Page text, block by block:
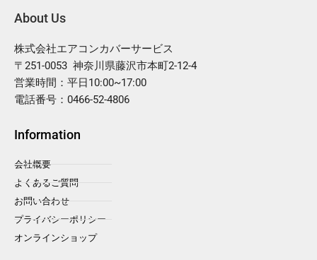
About Us
株式会社エアコンカバーサービス
〒251-0053 神奈川県藤沢市本町2-12-4
営業時間：平日10:00~17:00
電話番号：0466-52-4806
Information
会社概要
よくあるご質問
お問い合わせ
プライバシーポリシー
オンラインショップ